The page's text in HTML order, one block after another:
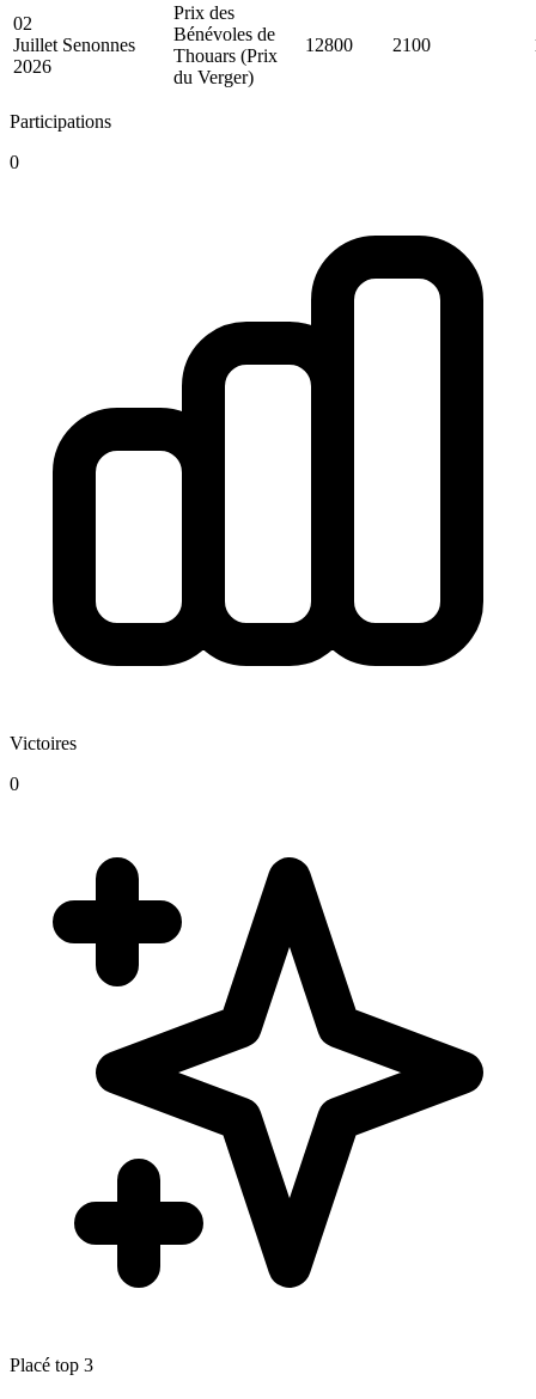
02
Juillet
2026
Senonnes
Prix des
Bénévoles de
Thouars (Prix
du Verger)
12800 2100
Participations
0
Victoires
0
Placé top 3